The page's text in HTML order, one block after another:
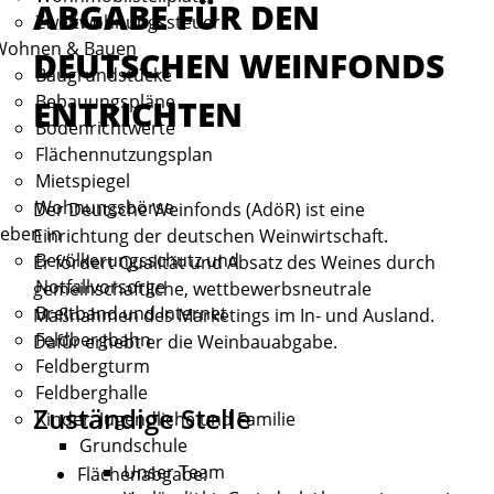
Zweitwohnungssteuer
& Bauen
Baugrundstücke
Bebauungspläne
Bodenrichtwerte
Flächennutzungsplan
Mietspiegel
Wohnungsbörse
in
Bevölkerungsschutz und
Notfallvorsorge
Breitband und Internet
Feldbergbahn
Feldbergturm
Feldberghalle
Kinder, Jugendliche und Familie
Grundschule
Unser Team
ABGABE FÜR DEN
DEUTSCHEN WEINFONDS
ENTRICHTEN
Der Deutsche Weinfonds (AdöR) ist eine
Einrichtung der deutschen Weinwirtschaft.
Er fördert Qualität und Absatz des Weines durch
gemeinschaftliche, wettbewerbsneutrale
Maßnahmen des Marketings im In- und Ausland.
Dafür erhebt er die Weinbauabgabe.
Zuständige Stelle
Flächenabgabe: